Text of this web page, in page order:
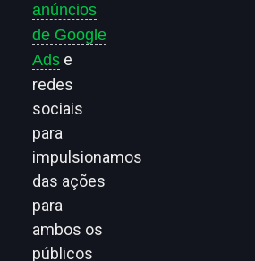
anúncios
de Google
Ads e
redes
sociais
para
impulsionamos
das ações
para
ambos os
públicos